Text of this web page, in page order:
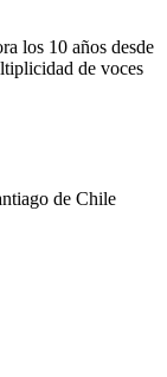
los 10 años desde
de voces
de Chile